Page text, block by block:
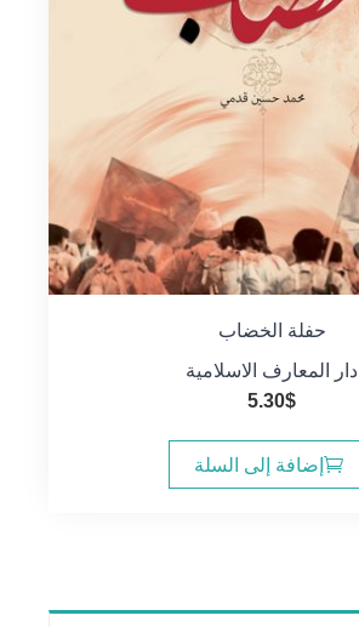
حفلة الخضاب
دار المعارف الاسلامية
5.30$
إضافة إلى السلة